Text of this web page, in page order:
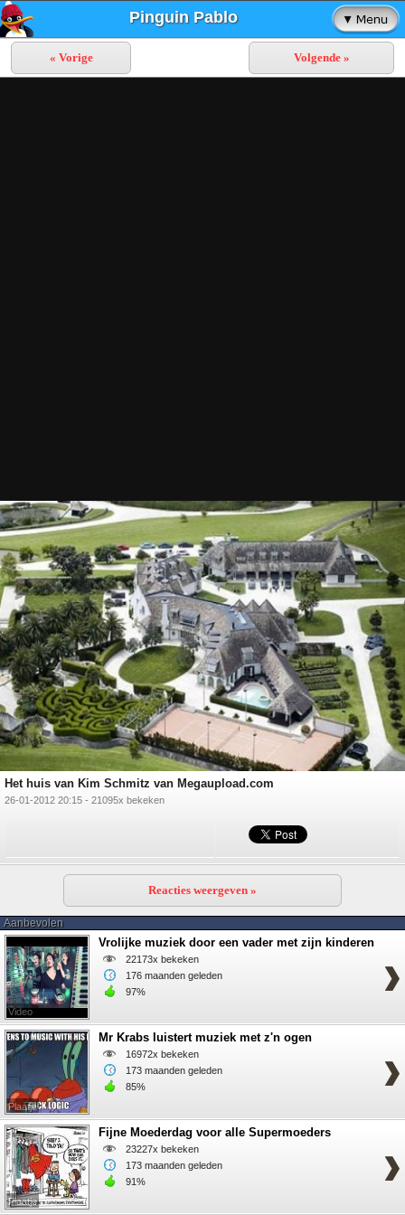
Pinguin Pablo
« Vorige Volgende »
Het huis van Kim Schmitz van Megaupload.com
26-01-2012 20:15 - 21095x bekeken
Reacties weergeven »
Aanbevolen
Video
Vrolijke muziek door een vader met zijn kinderen
22173x bekeken
176 maanden geleden
97%
Plaatje
Mr Krabs luistert muziek met z'n ogen
16972x bekeken
173 maanden geleden
85%
Plaatje
Fijne Moederdag voor alle Supermoeders
23227x bekeken
173 maanden geleden
91%